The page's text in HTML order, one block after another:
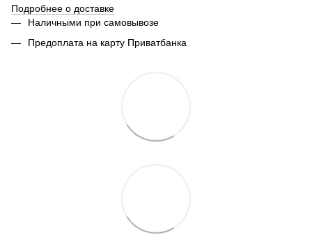
Подробнее о доставке
Наличными при самовывозе
Предоплата на карту Приватбанка